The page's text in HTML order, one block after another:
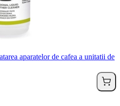
aparatelor de cafea a unitatii de